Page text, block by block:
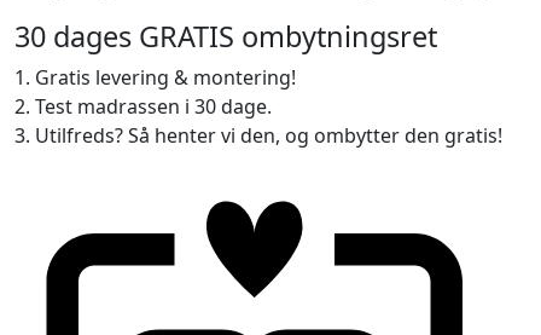
30 dages GRATIS ombytningsret
1. Gratis levering & montering!
2. Test madrassen i 30 dage.
3. Utilfreds? Så henter vi den, og ombytter den gratis!